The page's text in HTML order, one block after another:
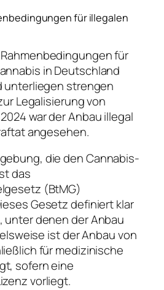
für illegalen
für
in Deutschland
unterliegen strengen
Legalisierung von
war der Anbau illegal
angesehen.
die den Cannabis-
das
(BtMG)
Gesetz definiert klar
unter denen der Anbau
ist der Anbau von
für medizinische
sofern eine
vorliegt.